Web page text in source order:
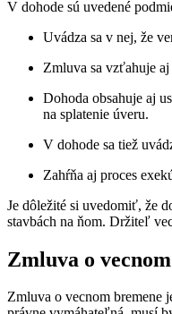
V dohode sú uvedené
Uvádza sa v nej, že
Zmluva sa vzťahuje
Dohoda obsahuje aj
na splatenie úveru.
V dohode sa tiež
Zahŕňa aj proces
Je dôležité si uvedomiť, že
stavbách na ňom. Držiteľ
Zmluva o
Zmluva o vecnom bremene